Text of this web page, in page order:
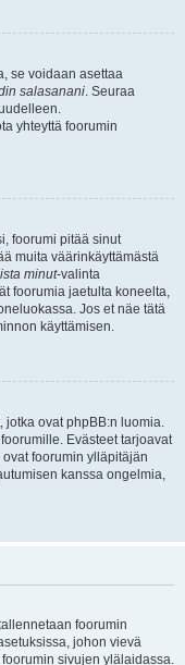
se voidaan asettaa
salasanani. Seuraa
yhteyttä foorumin
foorumi pitää sinut
muita väärinkäyttämästä
minut-valinta
foorumia jaetulta koneelta,
Jos et näe tätä
käyttämisen.
jotka ovat phpBB:n luomia.
Evästeet tarjoavat
foorumin ylläpitäjän
kanssa ongelmia,
foorumin
johon vievä
sivujen ylälaidassa.